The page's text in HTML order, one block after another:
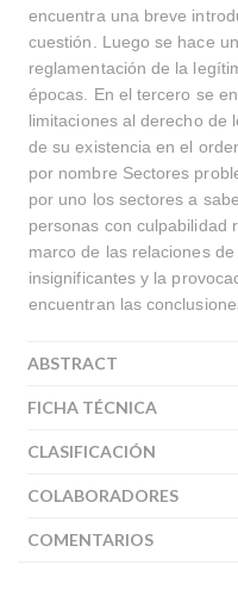
encuentra una breve
cuestión. Luego se hace
reglamentación de la
épocas. En el tercero se
limitaciones al derecho de
de su existencia en el
por nombre Sectores
por uno los sectores a
personas con culpabilidad
marco de las relaciones
insignificantes y la
encuentran las
ABSTRACT
FICHA TÉCNICA
CLASIFICACIÓN
COLABORADORES
COMENTARIOS